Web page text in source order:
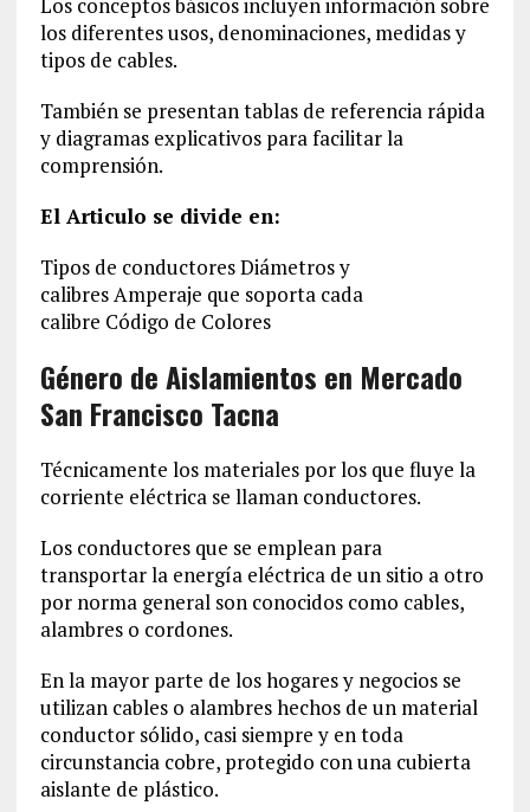
los diferentes usos, denominaciones, medidas y
tipos de cables.
También se presentan tablas de referencia rápida
y diagramas explicativos para facilitar la
comprensión.
El Articulo se divide en:
Tipos de conductores Diámetros y
calibres Amperaje que soporta cada
calibre Código de Colores
Género de Aislamientos en Mercado
San Francisco Tacna
Técnicamente los materiales por los que fluye la
corriente eléctrica se llaman conductores.
Los conductores que se emplean para
transportar la energía eléctrica de un sitio a otro
por norma general son conocidos como cables,
alambres o cordones.
En la mayor parte de los hogares y negocios se
utilizan cables o alambres hechos de un material
conductor sólido, casi siempre y en toda
circunstancia cobre, protegido con una cubierta
aislante de plástico.